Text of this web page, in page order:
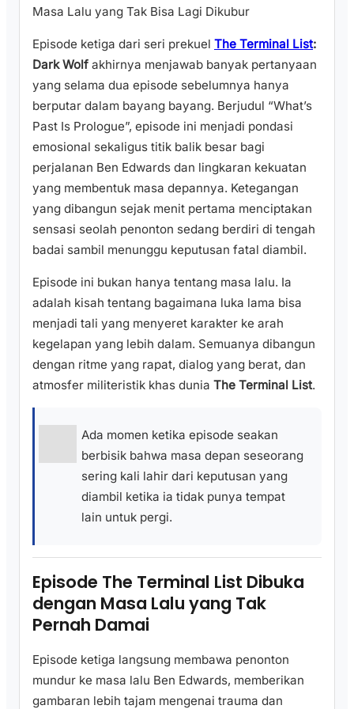
Masa Lalu yang Tak Bisa Lagi Dikubur
Episode ketiga dari seri prekuel The Terminal List:
Dark Wolf akhirnya menjawab banyak pertanyaan
yang selama dua episode sebelumnya hanya
berputar dalam bayang bayang. Berjudul “What’s
Past Is Prologue”, episode ini menjadi pondasi
emosional sekaligus titik balik besar bagi
perjalanan Ben Edwards dan lingkaran kekuatan
yang membentuk masa depannya. Ketegangan
yang dibangun sejak menit pertama menciptakan
sensasi seolah penonton sedang berdiri di tengah
badai sambil menunggu keputusan fatal diambil.
Episode ini bukan hanya tentang masa lalu. Ia
adalah kisah tentang bagaimana luka lama bisa
menjadi tali yang menyeret karakter ke arah
kegelapan yang lebih dalam. Semuanya dibangun
dengan ritme yang rapat, dialog yang berat, dan
atmosfer militeristik khas dunia The Terminal List.
Ada momen ketika episode seakan
berbisik bahwa masa depan seseorang
sering kali lahir dari keputusan yang
diambil ketika ia tidak punya tempat
lain untuk pergi.
Episode The Terminal List Dibuka
dengan Masa Lalu yang Tak
Pernah Damai
Episode ketiga langsung membawa penonton
mundur ke masa lalu Ben Edwards, memberikan
gambaran lebih tajam mengenai trauma dan